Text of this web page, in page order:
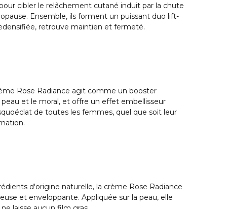
cibler le relâchement cutané induit par la chute
Ensemble, ils forment un puissant duo lift-
retrouve maintien et fermeté.
Rose Radiance agit comme un booster
et le moral, et offre un effet embellisseur
de toutes les femmes, quel que soit leur
d'origine naturelle, la crème Rose Radiance
et enveloppante. Appliquée sur la peau, elle